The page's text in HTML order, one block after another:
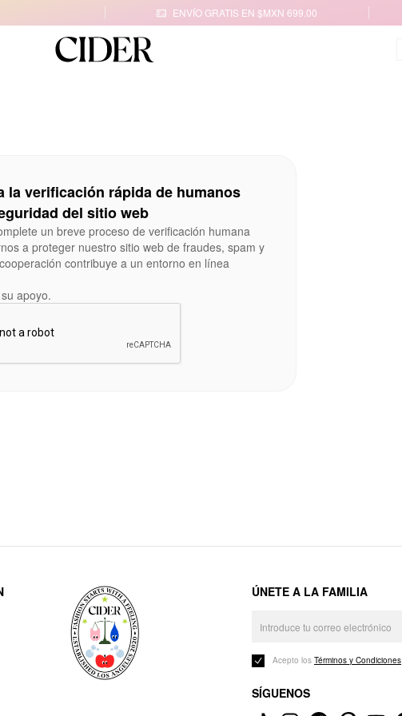
ENVÍO GRATIS EN $MXN 699.00
la verificación rápida de humanos
del sitio web
un breve proceso de verificación humana
a proteger nuestro sitio web de fraudes, spam y
contribuye a un entorno en línea
apoyo.
ÚNETE A LA FAMILIA
Acepto los Términos y Condiciones
SÍGUENOS